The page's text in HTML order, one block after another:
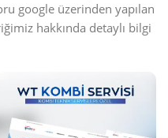
google üzerinden yapılan
hakkında detaylı bilgi